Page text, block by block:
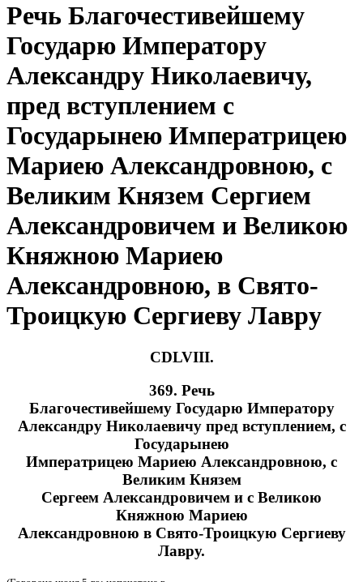
Речь Благочестивейшему
Государю Императору
Александру Николаевичу,
пред вступлением с
Государынею Императрицею
Мариею Александровною, с
Великим Князем Сергием
Александровичем и Великою
Княжною Мариею
Александровною, в Свято-
Троицкую Сергиеву Лавру
CDLVIII.
369. Речь
Благочестивейшему Государю Императору
Александру Николаевичу пред вступлением, с
Государынею
Императрицею Мариею Александровною, с
Великим Князем
Сергеем Александровичем и с Великою
Княжною Мариею
Александровною в Свято-Троицкую Сергиеву
Лавру.